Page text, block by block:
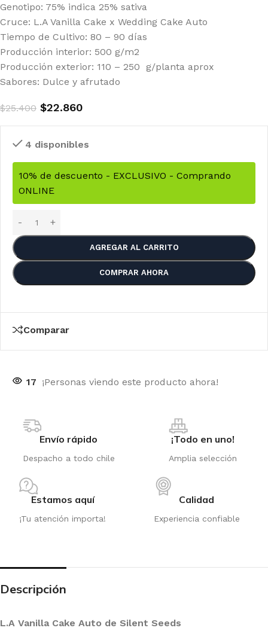
Genotipo: 75% indica 25% sativa
Cruce: L.A Vanilla Cake x Wedding Cake Auto
Tiempo de Cultivo: 80 – 90 días
Producción interior: 500 g/m2
Producción exterior: 110 – 250 g/planta aprox
Sabores: Dulce y afrutado
$25.400 $22.860
4 disponibles
10% de descuento - EXCLUSIVO - Comprando
ONLINE
AGREGAR AL CARRITO
COMPRAR AHORA
Comparar
17 ¡Personas viendo este producto ahora!
Envío rápido
Despacho a todo chile
¡Todo en uno!
Amplia selección
Estamos aquí
¡Tu atención importa!
Calidad
Experiencia confiable
Descripción
L.A Vanilla Cake Auto de Silent Seeds